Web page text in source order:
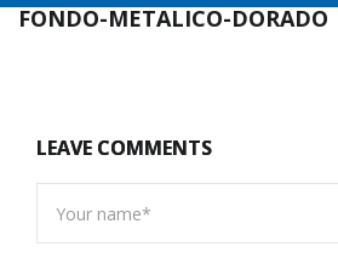
FONDO-METALICO-DORADO
LEAVE COMMENTS